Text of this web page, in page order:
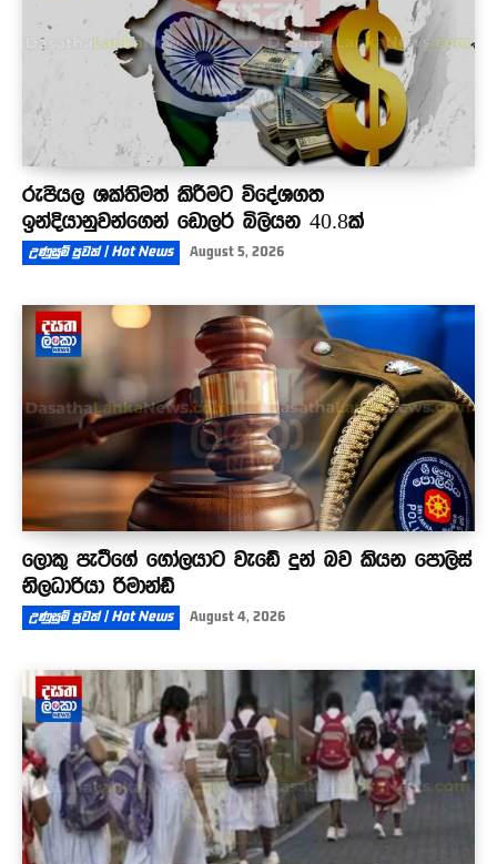
රුපියල ශක්තිමත් කිරීමට විදේශගත
ඉන්දියානුවන්ගෙන් ඩොලර් බිලියන 40.8ක්
උණුසුම් පුවත් | Hot News August 5, 2026
ලොකු පැටීගේ ගෝලයාට වැඩේ දුන් බව කියන පොලිස්
නිලධාරියා රිමාන්ඩ්
උණුසුම් පුවත් | Hot News August 4, 2026